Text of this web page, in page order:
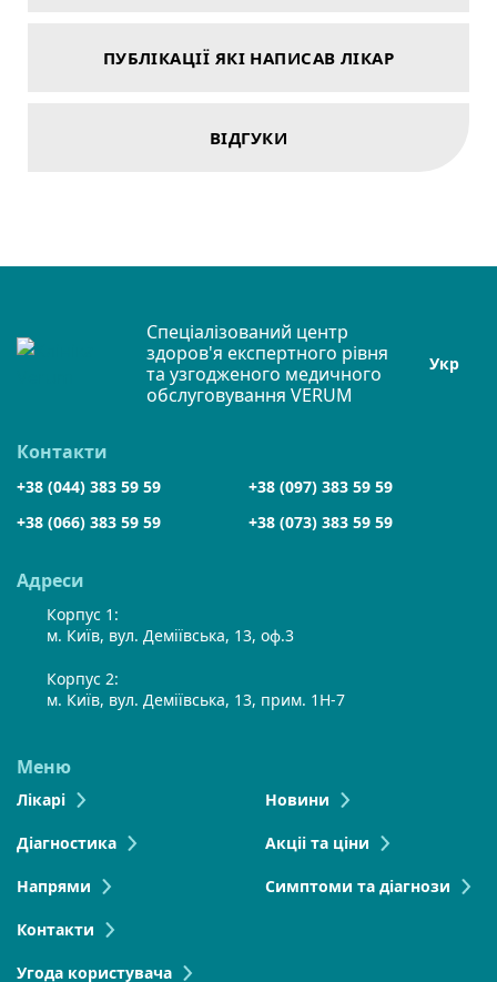
ПУБЛІКАЦІЇ ЯКІ НАПИСАВ ЛІКАР
ВІДГУКИ
Спеціалізований центр
здоров'я експертного рівня
та узгодженого медичного
обслуговування VERUM
Укр
Адреси
Корпус 1:
м. Київ, вул. Деміївська, 13, оф.3
Корпус 2:
м. Київ, вул. Деміївська, 13, прим. 1Н-7
Меню
Лікарі
Діагностика
Напрями
Контакти
Новини
Акціі та ціни
Симптоми та діагнози
Угода користувача
Контакти
+38 (044) 383 59 59
+38 (097) 383 59 59
+38 (066) 383 59 59
+38 (073) 383 59 59